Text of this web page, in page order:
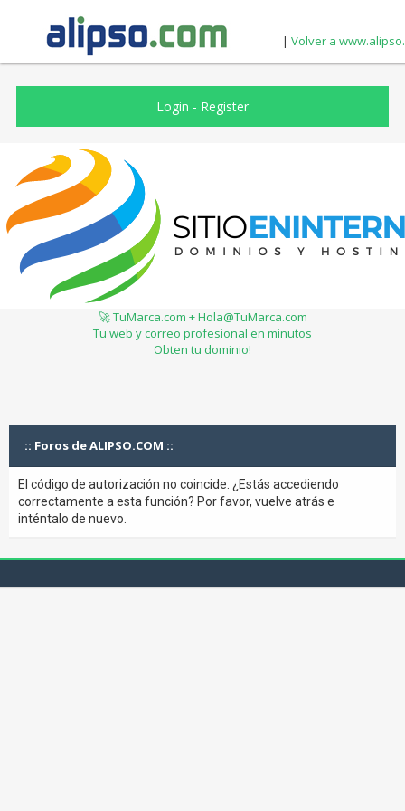
| Volver a
Login - Register
🚀 TuMarca.com + Hola@TuMarca.com
Tu web y correo profesional en minutos
Obten tu dominio!
:: Foros de ALIPSO.COM ::
El código de autorización no coincide. ¿Estás accediendo
correctamente a esta función? Por favor, vuelve atrás e
inténtalo de nuevo.